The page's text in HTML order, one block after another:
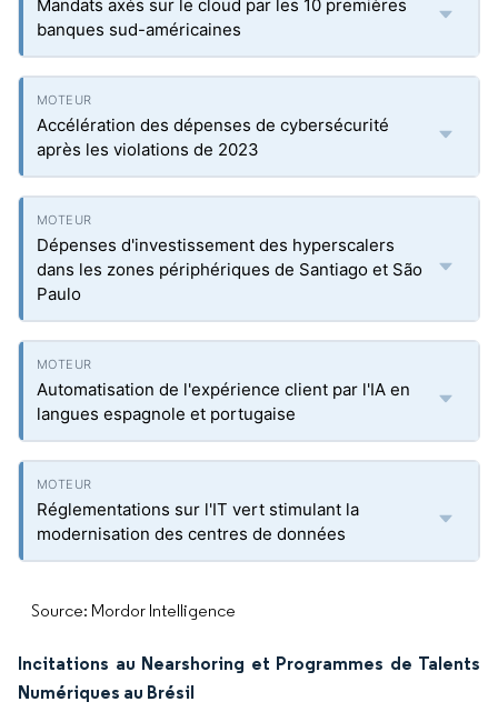
Mandats axés sur le cloud par les 10 premières
banques sud-américaines
Accélération des dépenses de cybersécurité
après les violations de 2023
Dépenses d'investissement des hyperscalers
dans les zones périphériques de Santiago et São
Paulo
Automatisation de l'expérience client par l'IA en
langues espagnole et portugaise
Réglementations sur l'IT vert stimulant la
modernisation des centres de données
Source: Mordor Intelligence
Incitations au Nearshoring et Programmes de Talents
Numériques au Brésil